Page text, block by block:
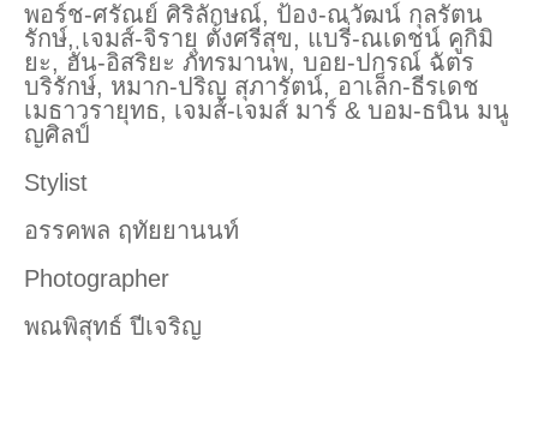
พอร์ช-ศรัณย์ ศิริลักษณ์, ป้อง-ณวัฒน์ กุลรัตน
รักษ์, เจมส์-จิรายุ ตั้งศรีสุข, แบรี่-ณเดชน์ คูกิมิ
ยะ, ฮั่น-อิสริยะ ภัทรมานพ, บอย-ปกรณ์ ฉัตร
บริรักษ์, หมาก-ปริญ สุภารัตน์, อาเล็ก-ธีรเดช
เมธาวรายุทธ, เจมส์-เจมส์ มาร์ & บอม-ธนิน มนู
ญศิลป์
Stylist
อรรคพล ฤทัยยานนท์
Photographer
พณพิสุทธ์ ปีเจริญ